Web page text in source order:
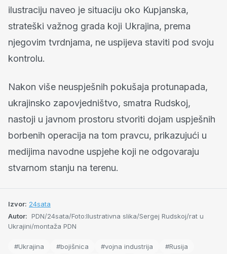
ilustraciju naveo je situaciju oko Kupjanska,
strateški važnog grada koji Ukrajina, prema
njegovim tvrdnjama, ne uspijeva staviti pod svoju
kontrolu.
Nakon više neuspješnih pokušaja protunapada,
ukrajinsko zapovjedništvo, smatra Rudskoj,
nastoji u javnom prostoru stvoriti dojam uspješnih
borbenih operacija na tom pravcu, prikazujući u
medijima navodne uspjehe koji ne odgovaraju
stvarnom stanju na terenu.
Izvor: 24sata
Autor: PDN/24sata/Foto:Ilustrativna slika/Sergej Rudskoj/rat u
Ukrajini/montaža PDN
#Ukrajina #bojišnica #vojna industrija
#Rusija